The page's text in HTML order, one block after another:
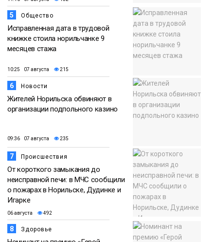
5 Общество
Исправленная дата в трудовой
книжке стоила норильчанке 9
месяцев стажа
10:25 07 августа 215
6 Новости
Жителей Норильска обвиняют в
организации подпольного казино
09:36 07 августа 235
7 Происшествия
От короткого замыкания до
неисправной печи: в МЧС сообщили
о пожарах в Норильске, Дудинке и
Игарке
06 августа 492
8 Здоровье